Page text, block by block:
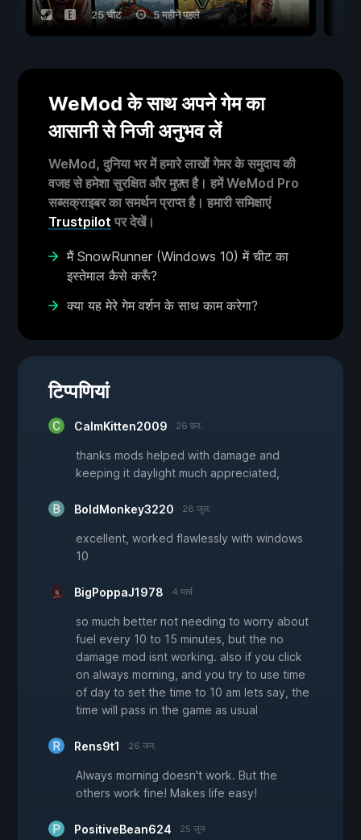
25 चीट 5 महीने पहले
WeMod के साथ अपने गेम का
आसानी से निजी अनुभव लें
WeMod, दुनिया भर में हमारे लाखों गेमर के समुदाय की
वजह से हमेशा सुरक्षित और मुफ़्त है। हमें WeMod Pro
सब्सक्राइबर का समर्थन प्राप्त है। हमारी समिक्षाएं
Trustpilot पर देखें।
मैं SnowRunner (Windows 10) में चीट का
इस्तेमाल कैसे करूँ?
क्या यह मेरे गेम वर्शन के साथ काम करेगा?
टिप्पणियां
CalmKitten2009 26 फ़र.
thanks mods helped with damage and
keeping it daylight much appreciated,
BoldMonkey3220 28 जुल.
excellent, worked flawlessly with windows
10
BigPoppaJ1978 4 मार्च
so much better not needing to worry about
fuel every 10 to 15 minutes, but the no
damage mod isnt working. also if you click
on always morning, and you try to use time
of day to set the time to 10 am lets say, the
time will pass in the game as usual
Rens9t1 26 जन.
Always morning doesn't work. But the
others work fine! Makes life easy!
PositiveBean624 25 जून